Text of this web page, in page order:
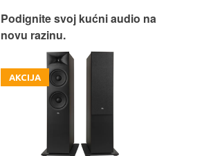
Podignite svoj kućni audio na
novu razinu.
AKCIJA